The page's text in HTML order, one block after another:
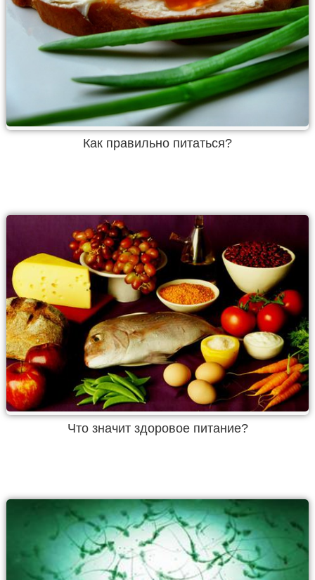
Как правильно питаться?
Что значит здоровое питание?